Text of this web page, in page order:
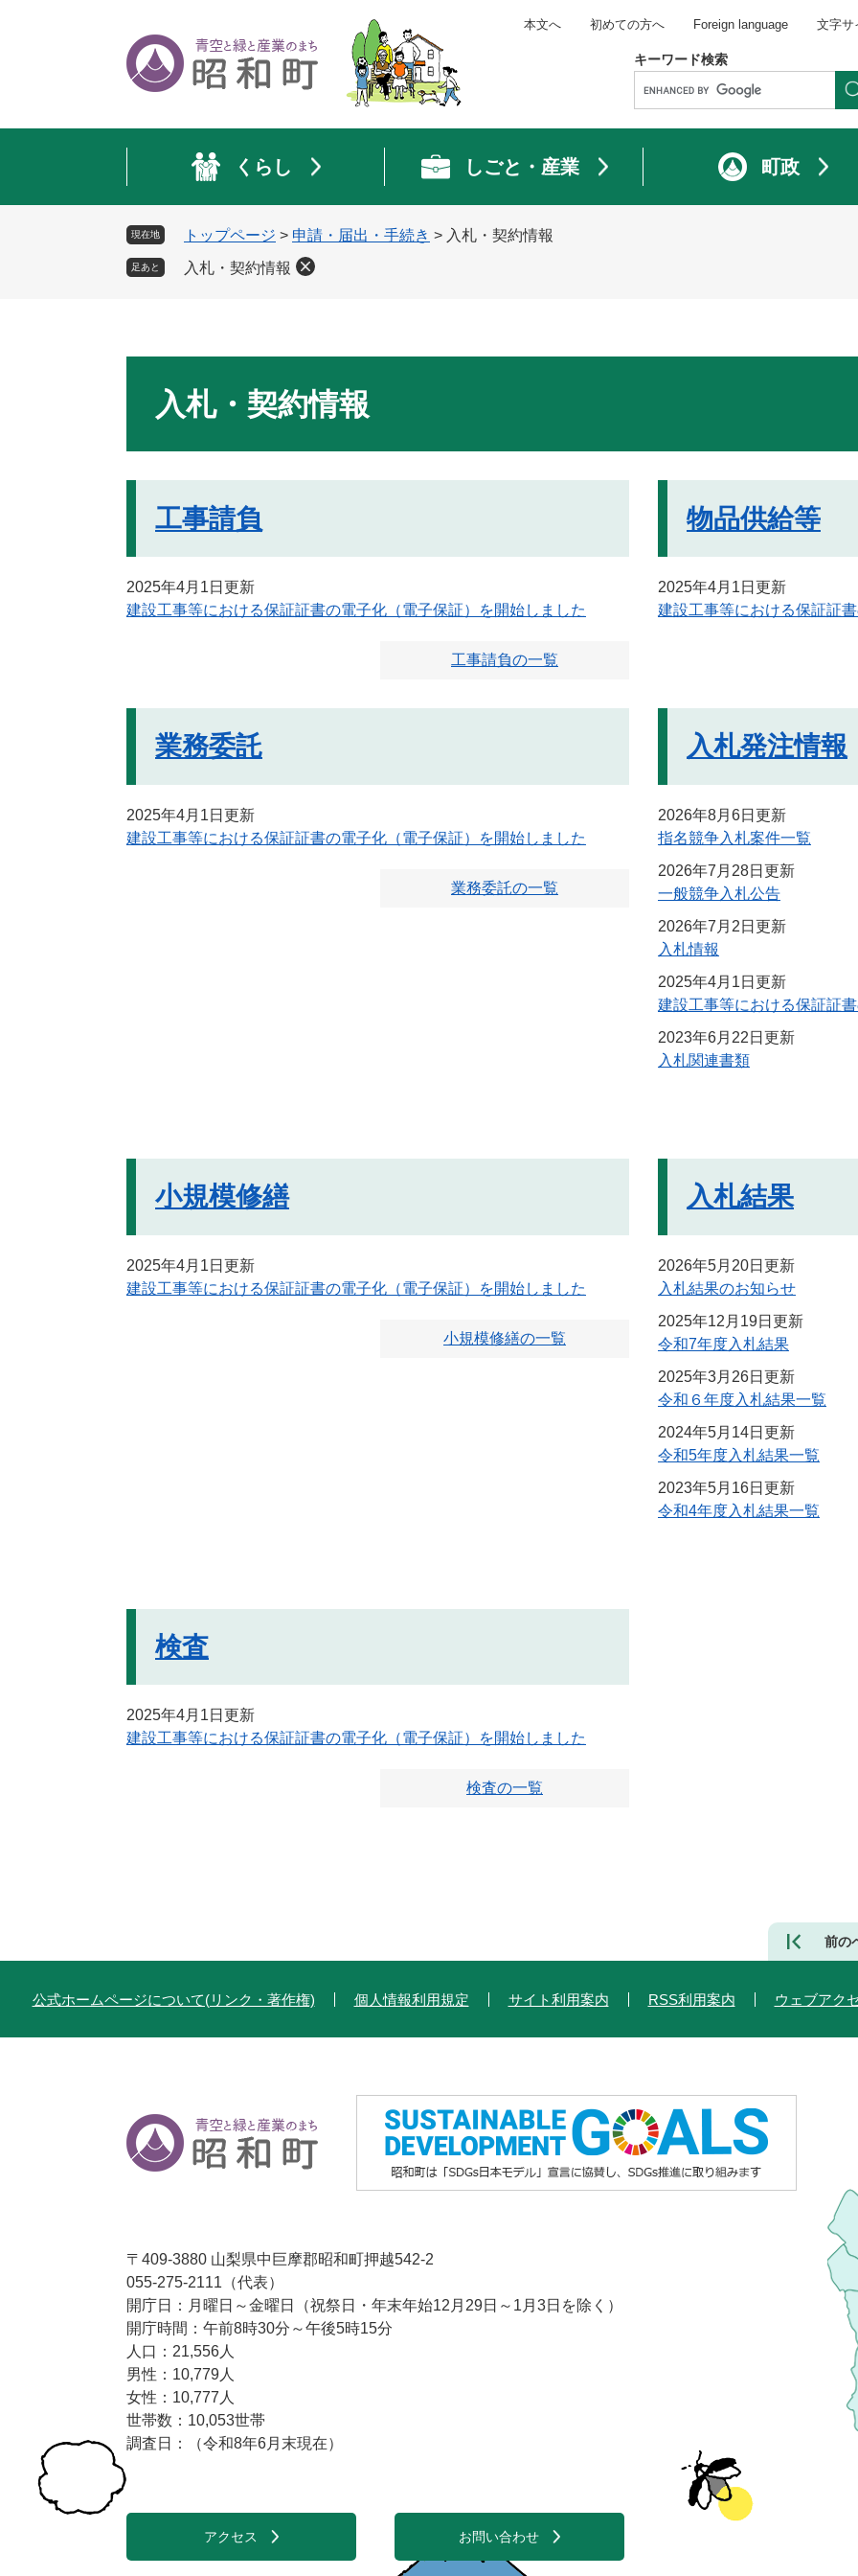
頭
飛
本文へ 初めての方へ Foreign language 文字サ
キーワード検索
くらし しごと・産業 町政
現在地 トップページ > 申請・届出・手続き > 入札・契約情報
足あと 入札・契約情報
入札・契約情報
工事請負
2025年4月1日更新
建設工事等における保証証書の電子化（電子保証）を開始しました
工事請負の一覧
物品供給等
2025年4月1日更新
建設工事等における保証証
業務委託
2025年4月1日更新
建設工事等における保証証書の電子化（電子保証）を開始しました
業務委託の一覧
入札発注情報
2026年8月6日更新
指名競争入札案件一覧
2026年7月28日更新
一般競争入札公告
2026年7月2日更新
入札情報
2025年4月1日更新
建設工事等における保証証
2023年6月22日更新
入札関連書類
小規模修繕
2025年4月1日更新
建設工事等における保証証書の電子化（電子保証）を開始しました
小規模修繕の一覧
入札結果
2026年5月20日更新
入札結果のお知らせ
2025年12月19日更新
令和7年度入札結果
2025年3月26日更新
令和６年度入札結果一覧
2024年5月14日更新
令和5年度入札結果一覧
2023年5月16日更新
令和4年度入札結果一覧
検査
2025年4月1日更新
建設工事等における保証証書の電子化（電子保証）を開始しました
検査の一覧
前の
公式ホームページについて(リンク・著作権) 個人情報利用規定 サイト利用案内 RSS利用案内 ウェブアク
〒409-3880 山梨県中巨摩郡昭和町押越542-2
055-275-2111（代表）
開庁日：月曜日～金曜日（祝祭日・年末年始12月29日～1月3日を除く）
開庁時間：午前8時30分～午後5時15分
人口：21,556人
男性：10,779人
女性：10,777人
世帯数：10,053世帯
調査日：（令和8年6月末現在）
アクセス お問い合わせ